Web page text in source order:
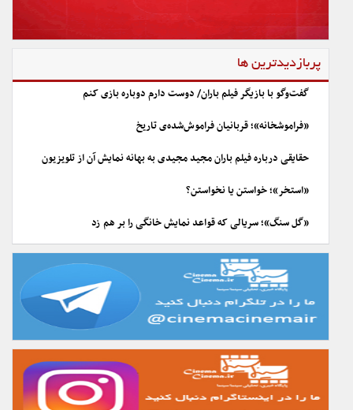
پربازدیدترین ها
گفت‌وگو با بازیگر فیلم باران/ دوست دارم دوباره بازی کنم
«فراموشخانه»؛ قربانیان فراموش‌شده‌ی تاریخ
حقایقی درباره فیلم باران مجید مجیدی به بهانه نمایش آن از تلویزیون
«استخر»؛ خواستن یا نخواستن؟
«گل سنگ»؛ سریالی که قواعد نمایش خانگی را بر هم زد